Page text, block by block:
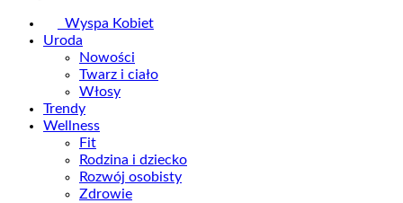
Wyspa Kobiet
Uroda
Nowości
Twarz i ciało
Włosy
Trendy
Wellness
Fit
Rodzina i dziecko
Rozwój osobisty
Zdrowie